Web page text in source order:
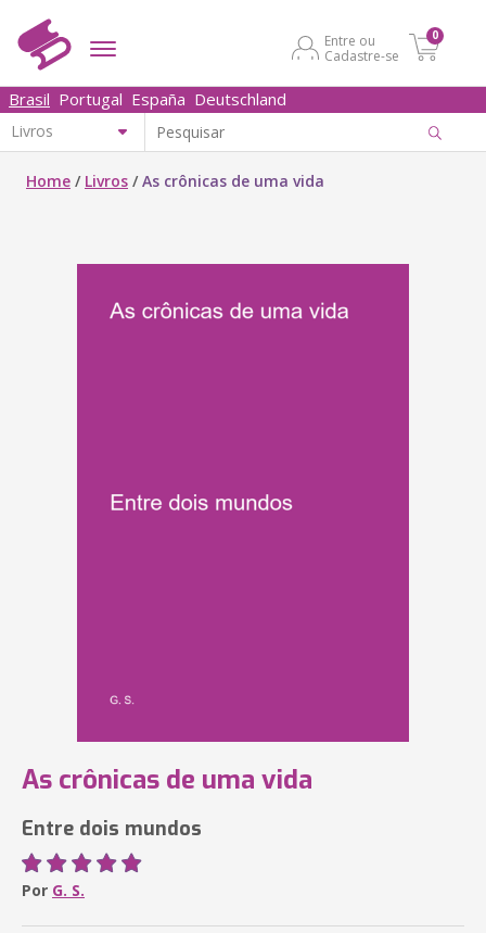
Entre ou
Cadastre-se
0
Brasil Portugal España Deutschland
Home / Livros /As crônicas de uma vida
As crônicas de uma vida
Entre dois mundos
Por G. S.